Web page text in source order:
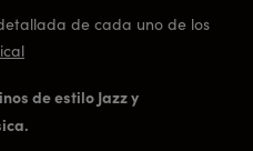
de cada uno de los
de estilo Jazz y